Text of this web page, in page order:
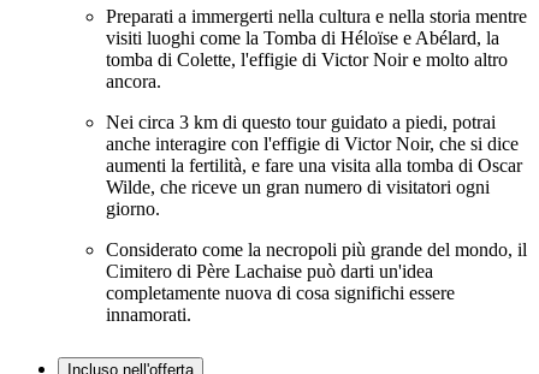
Preparati a immergerti nella cultura e nella storia mentre
visiti luoghi come la Tomba di Héloïse e Abélard, la
tomba di Colette, l'effigie di Victor Noir e molto altro
ancora.
Nei circa 3 km di questo tour guidato a piedi, potrai
anche interagire con l'effigie di Victor Noir, che si dice
aumenti la fertilità, e fare una visita alla tomba di Oscar
Wilde, che riceve un gran numero di visitatori ogni
giorno.
Considerato come la necropoli più grande del mondo, il
Cimitero di Père Lachaise può darti un'idea
completamente nuova di cosa significhi essere
innamorati.
Incluso nell'offerta